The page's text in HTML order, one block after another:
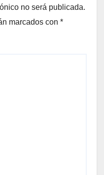
no será publicada.
marcados con *